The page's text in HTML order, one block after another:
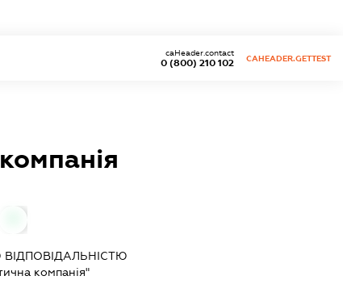
0 (800) 210 102
caHeader.contact
CAHEADER.GETTEST
компанія"